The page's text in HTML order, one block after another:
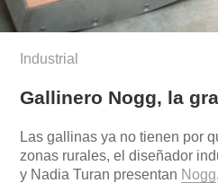
Industrial
Gallinero Nogg, la
Las gallinas ya no tienen por
zonas rurales, el diseñador
y Nadia Turan presentan Nogg